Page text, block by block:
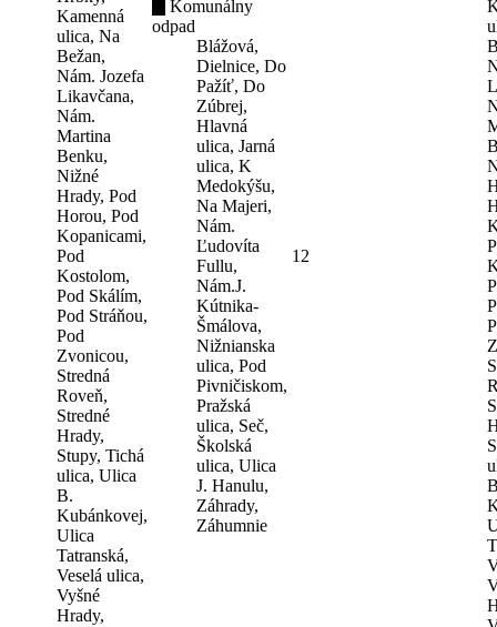
Kamenná
ulica, Na
Bežan,
Nám. Jozefa
Likavčana,
Nám.
Martina
Benku,
Nižné
Hrady, Pod
Horou, Pod
Kopanicami,
Pod
Kostolom,
Pod Skálím,
Pod Stráňou,
Pod
Zvonicou,
Stredná
Roveň,
Stredné
Hrady,
Stupy, Tichá
ulica, Ulica
B.
Kubánkovej,
Ulica
Tatranská,
Veselá ulica,
Vyšné
Hrady,
Komunálny
odpad
Blážová,
Dielnice, Do
Pažíť, Do
Zúbrej,
Hlavná
ulica, Jarná
ulica, K
Medokýšu,
Na Majeri,
Nám.
Ľudovíta
Fullu,
Nám.J.
Kútnika-
Šmálova,
Nižnianska
ulica, Pod
Pivničiskom,
Pražská
ulica, Seč,
Školská
ulica, Ulica
J. Hanulu,
Záhrady,
Záhumnie
12